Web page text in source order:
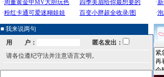
■ 我来说两句
用 户：
匿名发出：
请各位遵纪守法并注意语言文明。